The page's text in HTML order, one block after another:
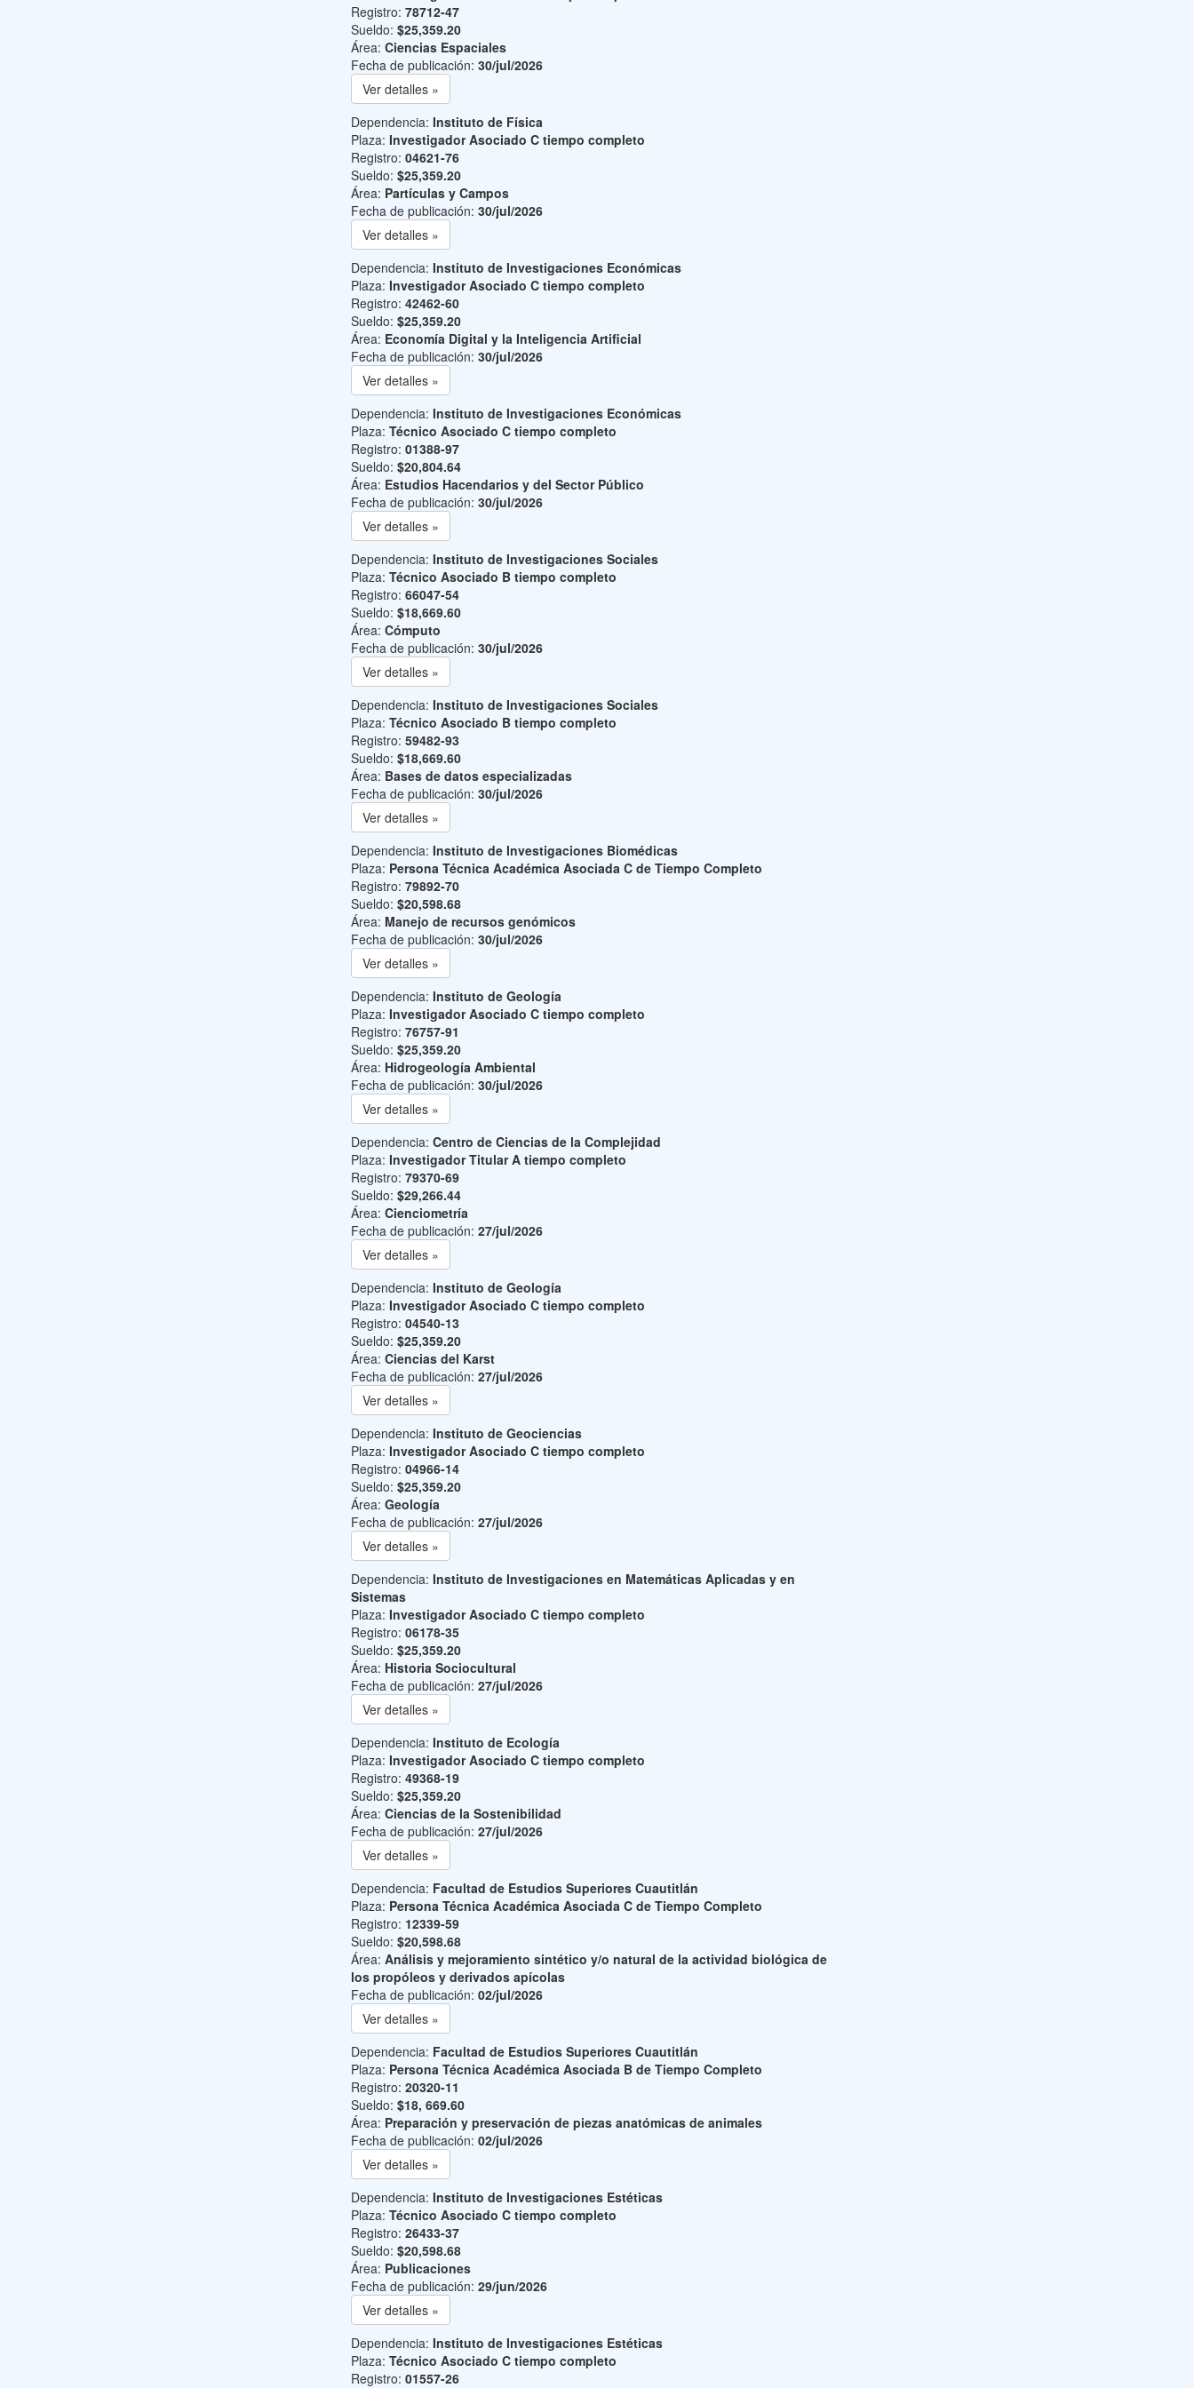
Registro: 78712-47
Sueldo: $25,359.20
Área: Ciencias Espaciales
Fecha de publicación: 30/jul/2026
Ver detalles »
Dependencia: Instituto de Física
Plaza: Investigador Asociado C tiempo completo
Registro: 04621-76
Sueldo: $25,359.20
Área: Partículas y Campos
Fecha de publicación: 30/jul/2026
Ver detalles »
Dependencia: Instituto de Investigaciones Económicas
Plaza: Investigador Asociado C tiempo completo
Registro: 42462-60
Sueldo: $25,359.20
Área: Economía Digital y la Inteligencia Artificial
Fecha de publicación: 30/jul/2026
Ver detalles »
Dependencia: Instituto de Investigaciones Económicas
Plaza: Técnico Asociado C tiempo completo
Registro: 01388-97
Sueldo: $20,804.64
Área: Estudios Hacendarios y del Sector Público
Fecha de publicación: 30/jul/2026
Ver detalles »
Dependencia: Instituto de Investigaciones Sociales
Plaza: Técnico Asociado B tiempo completo
Registro: 66047-54
Sueldo: $18,669.60
Área: Cómputo
Fecha de publicación: 30/jul/2026
Ver detalles »
Dependencia: Instituto de Investigaciones Sociales
Plaza: Técnico Asociado B tiempo completo
Registro: 59482-93
Sueldo: $18,669.60
Área: Bases de datos especializadas
Fecha de publicación: 30/jul/2026
Ver detalles »
Dependencia: Instituto de Investigaciones Biomédicas
Plaza: Persona Técnica Académica Asociada C de Tiempo Completo
Registro: 79892-70
Sueldo: $20,598.68
Área: Manejo de recursos genómicos
Fecha de publicación: 30/jul/2026
Ver detalles »
Dependencia: Instituto de Geología
Plaza: Investigador Asociado C tiempo completo
Registro: 76757-91
Sueldo: $25,359.20
Área: Hidrogeología Ambiental
Fecha de publicación: 30/jul/2026
Ver detalles »
Dependencia: Centro de Ciencias de la Complejidad
Plaza: Investigador Titular A tiempo completo
Registro: 79370-69
Sueldo: $29,266.44
Área: Cienciometría
Fecha de publicación: 27/jul/2026
Ver detalles »
Dependencia: Instituto de Geología
Plaza: Investigador Asociado C tiempo completo
Registro: 04540-13
Sueldo: $25,359.20
Área: Ciencias del Karst
Fecha de publicación: 27/jul/2026
Ver detalles »
Dependencia: Instituto de Geociencias
Plaza: Investigador Asociado C tiempo completo
Registro: 04966-14
Sueldo: $25,359.20
Área: Geología
Fecha de publicación: 27/jul/2026
Ver detalles »
Dependencia: Instituto de Investigaciones en Matemáticas Aplicadas y en
Sistemas
Plaza: Investigador Asociado C tiempo completo
Registro: 06178-35
Sueldo: $25,359.20
Área: Historia Sociocultural
Fecha de publicación: 27/jul/2026
Ver detalles »
Dependencia: Instituto de Ecología
Plaza: Investigador Asociado C tiempo completo
Registro: 49368-19
Sueldo: $25,359.20
Área: Ciencias de la Sostenibilidad
Fecha de publicación: 27/jul/2026
Ver detalles »
Dependencia: Facultad de Estudios Superiores Cuautitlán
Plaza: Persona Técnica Académica Asociada C de Tiempo Completo
Registro: 12339-59
Sueldo: $20,598.68
Área: Análisis y mejoramiento sintético y/o natural de la actividad biológica de
los propóleos y derivados apícolas
Fecha de publicación: 02/jul/2026
Ver detalles »
Dependencia: Facultad de Estudios Superiores Cuautitlán
Plaza: Persona Técnica Académica Asociada B de Tiempo Completo
Registro: 20320-11
Sueldo: $18, 669.60
Área: Preparación y preservación de piezas anatómicas de animales
Fecha de publicación: 02/jul/2026
Ver detalles »
Dependencia: Instituto de Investigaciones Estéticas
Plaza: Técnico Asociado C tiempo completo
Registro: 26433-37
Sueldo: $20,598.68
Área: Publicaciones
Fecha de publicación: 29/jun/2026
Ver detalles »
Dependencia: Instituto de Investigaciones Estéticas
Plaza: Técnico Asociado C tiempo completo
Registro: 01557-26